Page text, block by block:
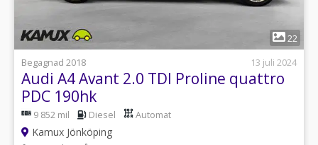
22
Begagnad 2018
13 juli 2024
Audi A4 Avant 2.0 TDI Proline quattro
PDC 190hk
9 852 mil Diesel Automat
Kamux Jönköping